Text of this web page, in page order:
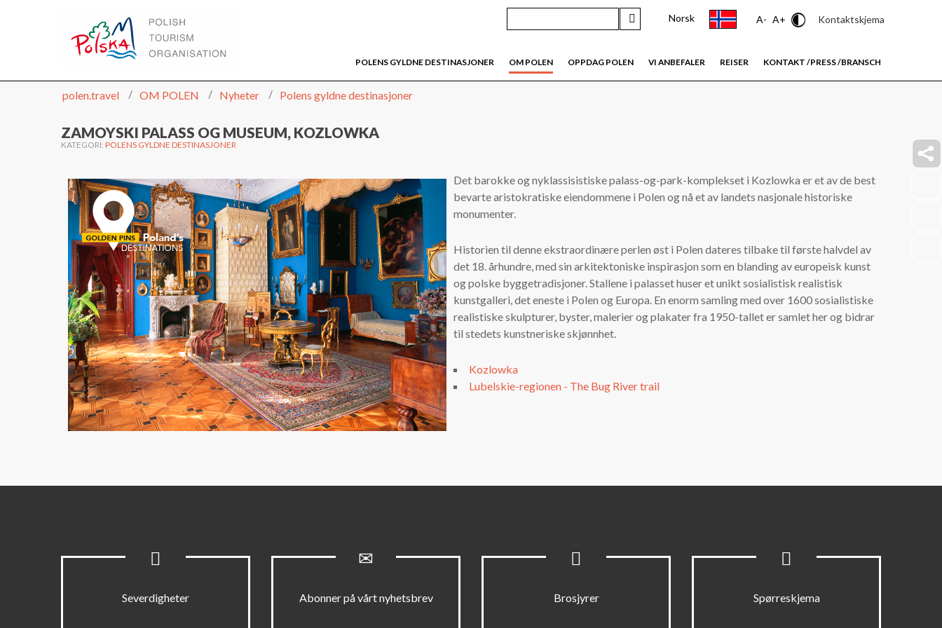
Norsk A- A+ ContrastKontaktskjema
WWW.POLEN.TRAVEL
POLENS GYLDNE DESTINASJONER OM POLEN OPPDAG POLEN VI ANBEFALER REISER KONTAKT /PRESS /BRANSCH
polen.travel OM POLEN Nyheter Polens gyldne destinasjoner
ZAMOYSKI PALASS OG MUSEUM, KOZLOWKA
KATEGORI: POLENS GYLDNE DESTINASJONER
Det barokke og nyklassisistiske palass-og-park-komplekset i Kozlowka er et av de best
bevarte aristokratiske eiendommene i Polen og nå et av landets nasjonale historiske
monumenter.
Historien til denne ekstraordinære perlen øst i Polen dateres tilbake til første halvdel av
det 18. århundre, med sin arkitektoniske inspirasjon som en blanding av europeisk kunst
og polske byggetradisjoner. Stallene i palasset huser et unikt sosialistisk realistisk
kunstgalleri, det eneste i Polen og Europa. En enorm samling med over 1600 sosialistiske
realistiske skulpturer, byster, malerier og plakater fra 1950-tallet er samlet her og bidrar
til stedets kunstneriske skjønnhet.
Kozlowka
Lubelskie-regionen - The Bug River trail
Severdigheter Abonner på vårt nyhetsbrev Brosjyrer Spørreskjema